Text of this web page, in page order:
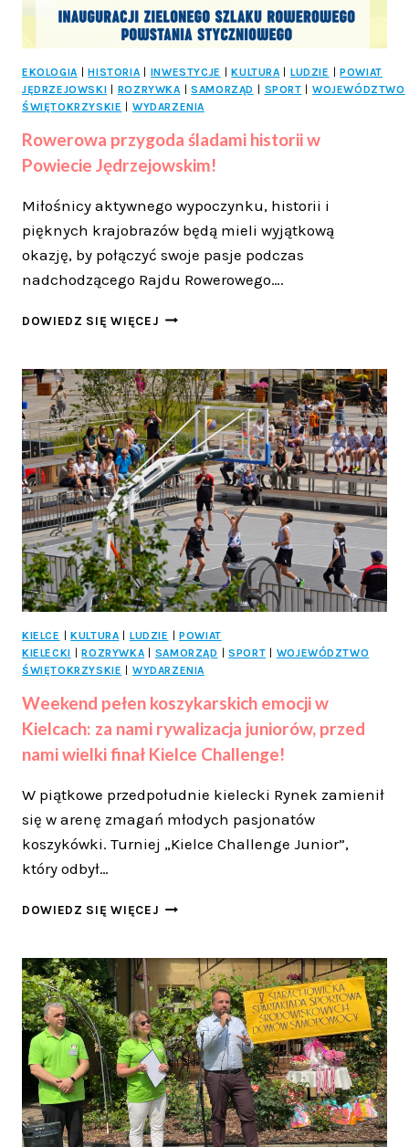
EKOLOGIA | HISTORIA | INWESTYCJE | KULTURA | LUDZIE | POWIAT
JĘDRZEJOWSKI | ROZRYWKA | SAMORZĄD | SPORT | WOJEWÓDZTWO
ŚWIĘTOKRZYSKIE | WYDARZENIA
Rowerowa przygoda śladami historii w
Powiecie Jędrzejowskim!
Miłośnicy aktywnego wypoczynku, historii i
pięknych krajobrazów będą mieli wyjątkową
okazję, by połączyć swoje pasje podczas
nadchodzącego Rajdu Rowerowego….
DOWIEDZ SIĘ WIĘCEJ ROWEROWA
HISTORII
W
POWIECIE
JĘDRZEJOWSKIM!
KIELCE KULTURA LUDZIE
POWIAT
KIELECKI
ROZRYWKA SAMORZĄD SPORT
WOJEWÓDZTWO
ŚWIĘTOKRZYSKIE
WYDARZENIA
Weekend pełen koszykarskich emocji w
Kielcach: za nami rywalizacja juniorów, przed
nami wielki finał Kielce Challenge!
W piątkowe przedpołudnie kielecki Rynek zamienił
się w arenę zmagań młodych pasjonatów
koszykówki. Turniej „Kielce Challenge Junior”,
który odbył…
DOWIEDZ SIĘ WIĘCEJ WEEKEND
EMOCJI
W
KIELCACH:
ZA
NAMI
RYWALIZACJA
JUNIORÓW,
PRZED
NAMI
WIELKI